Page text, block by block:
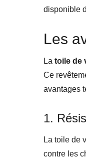
disponible
Les
La toile de
Ce
avantages
1.
La toile de
contre les